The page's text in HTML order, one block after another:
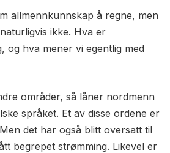
allmennkunnskap å regne, men
ikke. Hva er
og hva mener vi egentlig med
områder, så låner nordmenn
språket. Et av disse ordene er
det har også blitt oversatt til
begrepet strømming. Likevel er